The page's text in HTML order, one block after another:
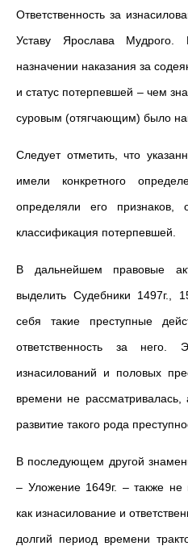
Ответственность за
Уставу Ярослава
назначении наказания за
и статус потерпевшей – чем
суровым (отягчающим) было
Следует отметить, что
имели конкретного
определяли его признаков,
классификация потерпевшей.
В дальнейшем правовые
выделить Судебники 1497г.,
себя такие преступные
ответственность за него.
изнасилований и половых
времени не
развитие такого рода
В последующем другой
– Уложение 1649г. – также не
как изнасилование и
долгий период времени